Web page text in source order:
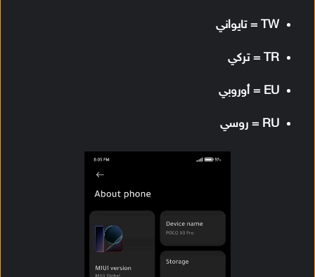
TW = تايواني
TR = تركي
EU = أوروبي
RU = روسي